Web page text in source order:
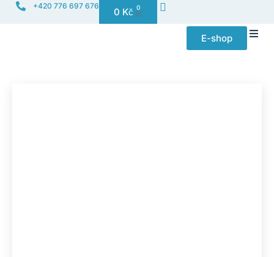
+420 776 697 676
0 Kč 0
E-shop